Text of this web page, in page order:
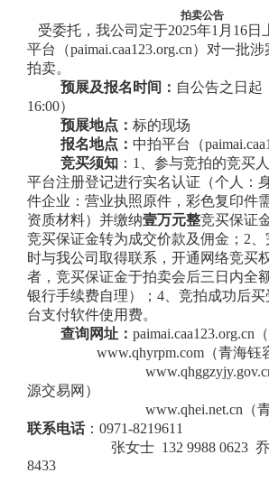
拍卖公告
受委托，我公司 定于2025年1月16日
平台（paimai.caa123.org.cn）对一批
拍卖。
预展及报名 时间： 自公告之日起
16:00）
预展地点 ：标的现场
报名地点： 中拍平台（
竞买须知 ： 1、参与竞拍的竞买
平台注册登记进行实名认证（个人：
件企业：营业执照原件，彩色复印件
资质材料）并缴纳壹万元整竞买保证
竞买保证金转为成交价款及佣金 ； 2
时与我公司取得联系，开通网络竞买
者，竞买保证金于拍卖会后三 日内全
银行手续费自理）； 4、竞拍成功后
台支付软件使用费。
查询网址：paimai.caa123.org.cn
www.qhyrpm.com（青海钰
源交易网 ）
www.qhei.net.cn（
联系电话： 0971-8219611
张女士 132 9988 0623
8433